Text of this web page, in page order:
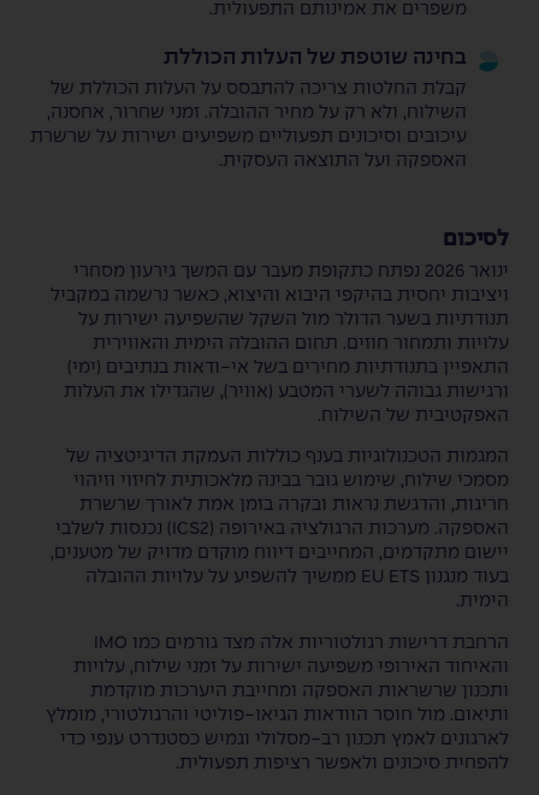
משפרים את אמינותם התפעולית.
בחינה שוטפת של העלות הכוללת
קבלת החלטות צריכה להתבסס על העלות הכוללת של
השילוח, ולא רק על מחיר ההובלה. זמני שחרור, אחסנה,
עיכובים וסיכונים תפעוליים משפיעים ישירות על שרשרת
האספקה ועל התוצאה העסקית.
לסיכום
ינואר 2026 נפתח כתקופת מעבר עם המשך גירעון מסחרי
ויציבות יחסית בהיקפי היבוא והיצוא, כאשר נרשמה במקביל
תנודתיות בשער הדולר מול השקל שהשפיעה ישירות על
עלויות ותמחור חוזים. תחום ההובלה הימית והאווירית
התאפיין בתנודתיות מחירים בשל אי-ודאות בנתיבים (ימי)
ורגישות גבוהה לשערי המטבע (אוויר), שהגדילו את העלות
האפקטיבית של השילוח.
המגמות הטכנולוגיות בענף כוללות העמקת הדיגיטציה של
מסמכי שילוח, שימוש גובר בבינה מלאכותית לחיזוי וזיהוי
חריגות, והדגשת נראות ובקרה בזמן אמת לאורך שרשרת
האספקה. מערכות הרגולציה באירופה (ICS2) נכנסות לשלבי
יישום מתקדמים, המחייבים דיווח מוקדם מדויק של מטענים,
בעוד מנגנון EU ETS ממשיך להשפיע על עלויות ההובלה
הימית.
הרחבת דרישות רגולטוריות אלה מצד גורמים כמו IMO
והאיחוד האירופי משפיעה ישירות על זמני שילוח, עלויות
ותכנון שרשראות האספקה ומחייבת היערכות מוקדמת
ותיאום. מול חוסר הוודאות הגיאו-פוליטי והרגולטורי, מומלץ
לארגונים לאמץ תכנון רב-מסלולי וגמיש כסטנדרט ענפי כדי
להפחית סיכונים ולאפשר רציפות תפעולית.